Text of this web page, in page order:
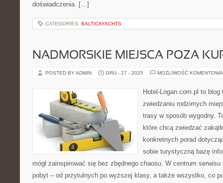
doświadczenia. […]
CATEGORIES: BALTICAYACHTS
NADMORSKIE MIEJSCA POZA
POSTED BY ADMIN GRU - 27 - 2025 MOŻLIWOŚĆ
Hotel-Logan.com.pl to
zwiedzaniu rodzimych
trasy w sposób wygodny.
które chcą zwiedzać
konkretnych porad
sobie turystyczną bazę
mógł zainspirować się bez zbędnego chaosu. W centrum
pobyt – od przytulnych po wyższej klasy, a także wszystko, co